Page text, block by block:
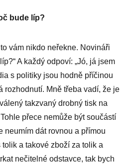
bude líp?
vám nikdo neřekne. Novináři
A každý odpoví: „Jó, já jsem
s politiky jsou hodně příčinou
rozhodnutí. Mně třeba vadí, že je
takzvaný drobný tisk na
přece nemůže být součástí
neumím dát rovnou a přímou
a takové zboží za tolik a
nečitelné odstavce, tak bych